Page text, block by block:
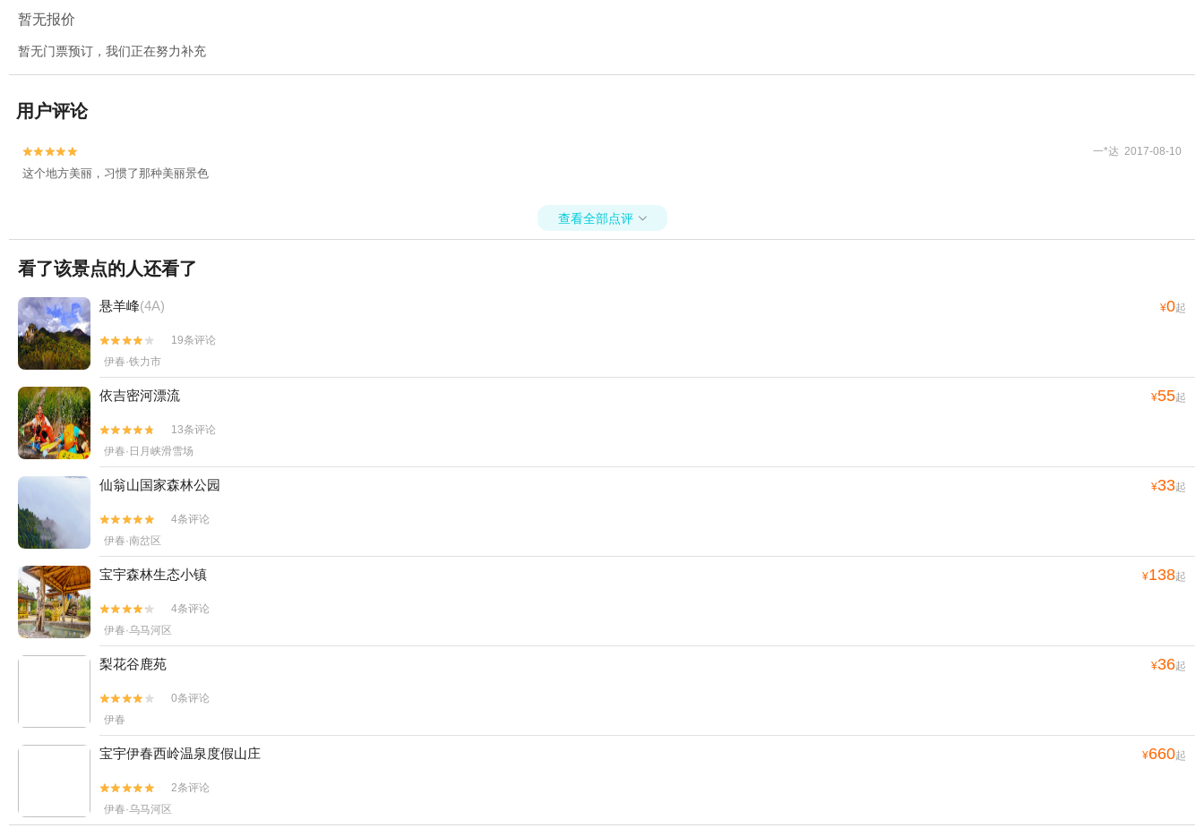
暂无报价
暂无门票预订，我们正在努力补充
用户评论

 一*达 2017-08-10
这个地方美丽，习惯了那种美丽景色
查看全部点评 
看了该景点的人还看了
悬羊峰(4A) ¥0起


19条评论
伊春·铁力市
依吉密河漂流 ¥55起


13条评论
伊春·日月峡滑雪场
仙翁山国家森林公园 ¥33起


4条评论
伊春·南岔区
宝宇森林生态小镇 ¥138起


4条评论
伊春·乌马河区
梨花谷鹿苑 ¥36起


0条评论
伊春
宝宇伊春西岭温泉度假山庄 ¥660起


2条评论
伊春·乌马河区